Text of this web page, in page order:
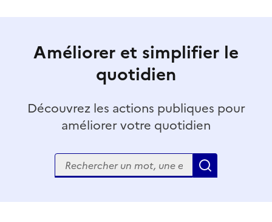
Améliorer et simplifier le
quotidien
Découvrez les actions publiques pour
améliorer votre quotidien
Rechercher